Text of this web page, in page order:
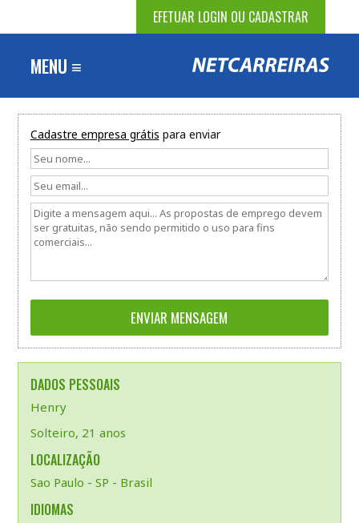
EFETUAR LOGIN OU CADASTRAR
MENU ≡
Cadastre empresa grátis para enviar
DADOS PESSOAIS
Henry
Solteiro, 21 anos
LOCALIZAÇÃO
Sao Paulo - SP - Brasil
IDIOMAS